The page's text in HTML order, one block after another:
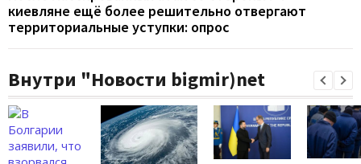
киевляне ещё более решительно отвергают
территориальные уступки: опрос
Внутри "Новости bigmir)net